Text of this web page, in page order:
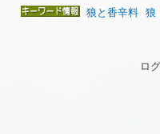
狼と香辛料 狼
ロ